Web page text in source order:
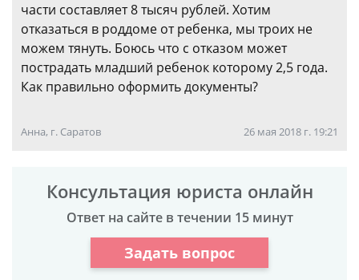
части составляет 8 тысяч рублей. Хотим
отказаться в роддоме от ребенка, мы троих не
можем тянуть. Боюсь что с отказом может
пострадать младший ребенок которому 2,5 года.
Как правильно оформить документы?
Анна, г. Саратов 26 мая 2018 г. 19:21
Консультация юриста онлайн
Ответ на сайте в течении 15 минут
Задать вопрос